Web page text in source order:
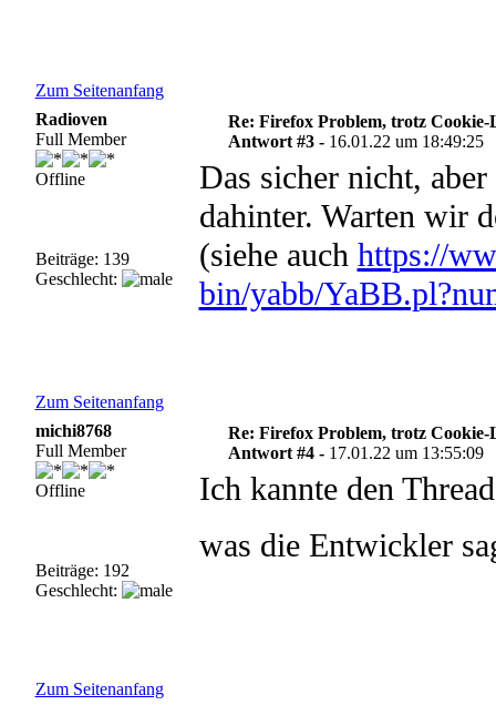
Zum Seitenanfang
Radioven
Full Member
Offline
Beiträge: 139
Geschlecht:
Re: Firefox Problem, trotz Cookie-
Antwort #3 - 16.01.22 um 18:49:25
Das sicher nicht,
dahinter. Warten wir
(siehe auch https://
bin/yabb/
Zum Seitenanfang
michi8768
Full Member
Offline
Beiträge: 192
Geschlecht:
Re: Firefox Problem, trotz Cookie-
Antwort #4 - 17.01.22 um 13:55:09
Ich kannte den
was die Entwickler
Zum Seitenanfang